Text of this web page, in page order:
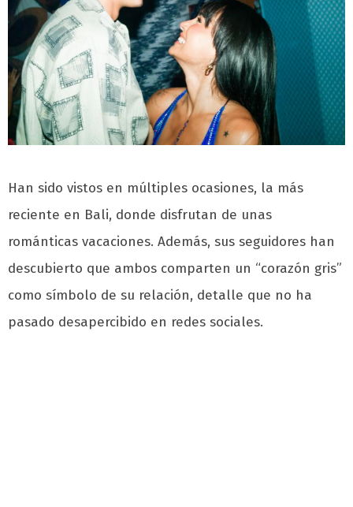
Han sido vistos en múltiples ocasiones, la más
reciente en Bali, donde disfrutan de unas
románticas vacaciones. Además, sus seguidores han
descubierto que ambos comparten un “corazón gris”
como símbolo de su relación, detalle que no ha
pasado desapercibido en redes sociales.